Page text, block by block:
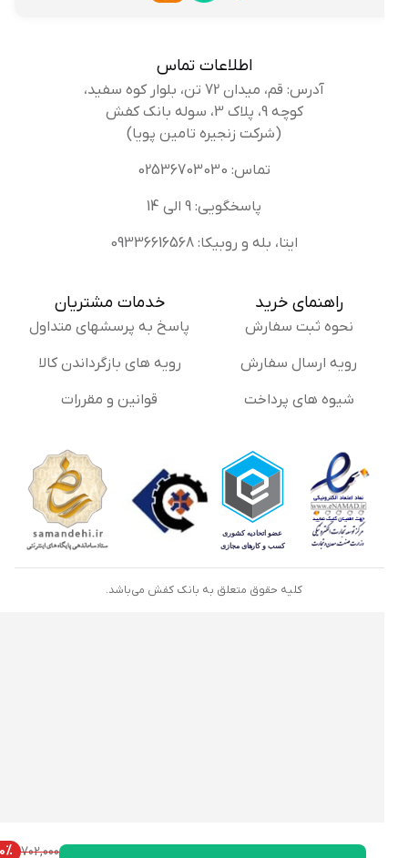
702,000
20%
اطلاعات تماس
آدرس: قم، میدان 72 تن، بلوار کوه سفید،
کوچه 9، پلاک 3، سوله بانک کفش
(شرکت زنجیره تامین پویا)
تماس: 02536703030
پاسخگویی: 9 الی 14
ایتا، بله و روبیکا: 09336616568
راهنمای خرید
نحوه ثبت سفارش
رویه ارسال سفارش
شیوه های پرداخت
خدمات مشتریان
پاسخ به پرسشهای متداول
رویه های بازگرداندن کالا
قوانین و مقررات
کلیه حقوق متعلق به بانک کفش می‌باشد.